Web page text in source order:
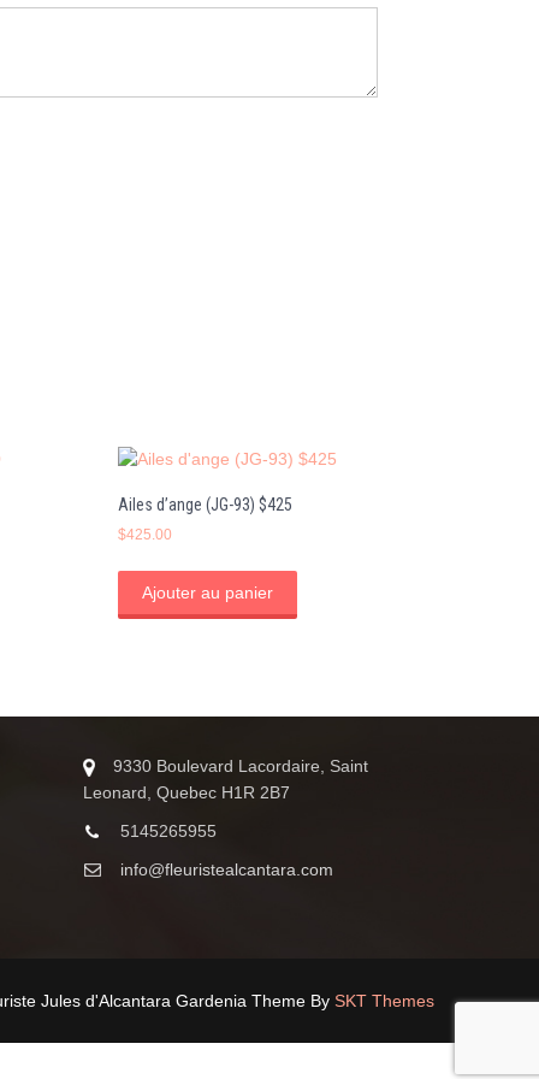
Ailes d’ange (JG-93) $425
$425.00
Ajouter au panier
9330 Boulevard Lacordaire, Saint
Leonard, Quebec H1R 2B7
5145265955
info@fleuristealcantara.com
Jules d'Alcantara Gardenia Theme By SKT Themes